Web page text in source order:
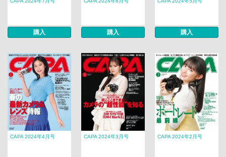
購入 購入 購入
CAPA 2024年4月号 CAPA 2024年3月号 CAPA 2024年2月号